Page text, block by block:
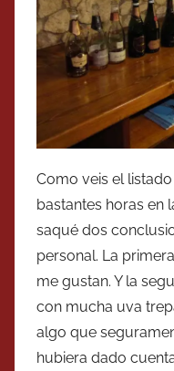
Como veis el
bastantes horas en
saqué dos
personal. La
me gustan. Y la
con mucha uva
algo que
hubiera dado